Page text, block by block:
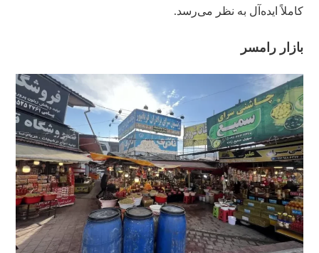
کاملاً ایده‌آل به نظر می‌رسد.
بازار رامسر